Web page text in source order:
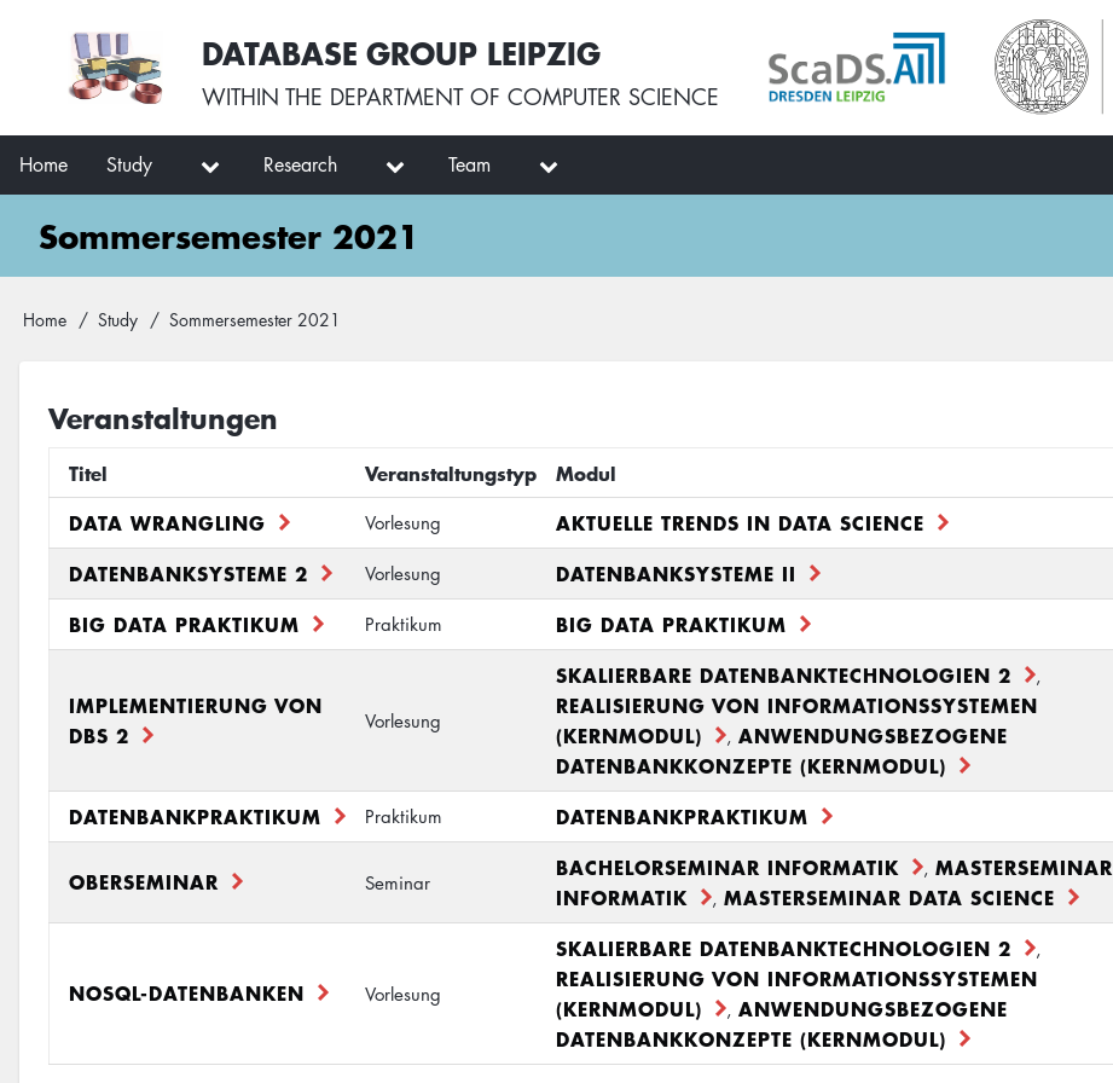
User
account
menu
DATABASE GROUP LEIPZIG
WITHIN THE DEPARTMENT OF COMPUTER SCIENCE
Main
navigation
Home Study Research Team
Sommersemester 2021
Breadcrumb
Home Study Sommersemester 2021
Veranstaltungen
Titel Veranstaltungstyp
Modul
DATA WRANGLING
Vorlesung
AKTUELLE TRENDS IN DATA SCIENCE
DATENBANKSYSTEME 2
Vorlesung
DATENBANKSYSTEME II
BIG DATA PRAKTIKUM
Praktikum BIG DATA PRAKTIKUM
IMPLEMENTIERUNG VON
DBS 2
Vorlesung
SKALIERBARE DATENBANKTECHNOLOGIEN 2 ,
REALISIERUNG VON INFORMATIONSSYSTEMEN
(KERNMODUL)
, ANWENDUNGSBEZOGENE
DATENBANKKONZEPTE (KERNMODUL)
DATENBANKPRAKTIKUM
Praktikum DATENBANKPRAKTIKUM
OBERSEMINAR Seminar
BACHELORSEMINAR INFORMATIK , MASTERSEMINAR
INFORMATIK
, MASTERSEMINAR DATA SCIENCE
NOSQL-DATENBANKEN Vorlesung
SKALIERBARE DATENBANKTECHNOLOGIEN 2 ,
REALISIERUNG VON INFORMATIONSSYSTEMEN
(KERNMODUL)
, ANWENDUNGSBEZOGENE
DATENBANKKONZEPTE (KERNMODUL)